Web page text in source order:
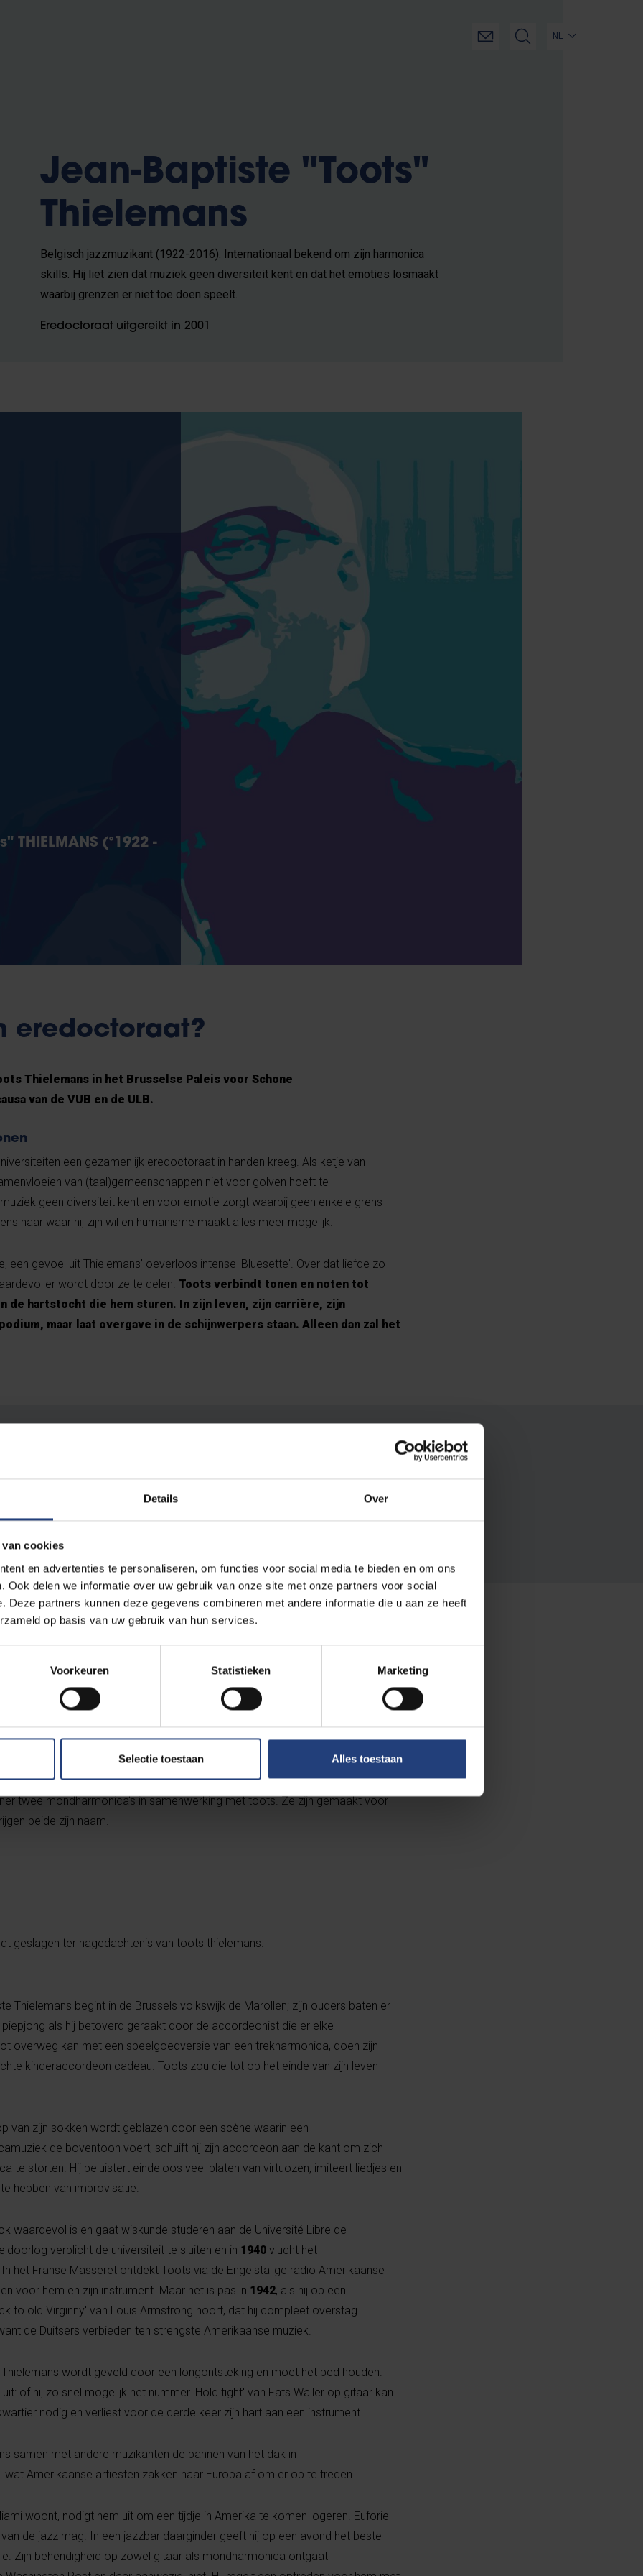
Details Over
van cookies
en advertenties te personaliseren, om functies voor social media te bieden en om ons
Ook delen we informatie over uw gebruik van onze site met onze partners voor social
Deze partners kunnen deze gegevens combineren met andere informatie die u aan ze heeft
op basis van uw gebruik van hun services.
Voorkeuren Statistieken Marketing
Selectie toestaan Alles toestaan
NL
Jean-Baptiste "Toots"
Thielemans
Belgisch jazzmuzikant (1922-2016). Internationaal bekend om zijn harmonica
skills. Hij liet zien dat muziek geen diversiteit kent en dat het emoties losmaakt
waarbij grenzen er niet toe doen.speelt.
Eredoctoraat uitgereikt in 2001
THIELMANS (°1922 -
eredoctoraat?
Thielemans in het Brusselse Paleis voor Schone
van de VUB en de ULB.
een gezamenlijk eredoctoraat in handen kreeg. Als ketje van
van (taal)gemeenschappen niet voor golven hoeft te
geen diversiteit kent en voor emotie zorgt waarbij geen enkele grens
naar waar hij zijn wil en humanisme maakt alles meer mogelijk.
een gevoel uit Thielemans’ oeverloos intense 'Bluesette'. Over dat liefde zo
wordt door ze te delen. Toots verbindt tonen en noten tot
de hartstocht die hem sturen. In zijn leven, zijn carrière, zijn
maar laat overgave in de schijnwerpers staan. Alleen dan zal het
to share, dear bluesette
despair."
twee mondharmonica's in samenwerking met toots. Ze zijn gemaakt voor
beide zijn naam.
geslagen ter nagedachtenis van toots thielemans.
Thielemans begint in de Brussels volkswijk de Marollen; zijn ouders baten er
als hij betoverd geraakt door de accordeonist die er elke
overweg kan met een speelgoedversie van een trekharmonica, doen zijn
kinderaccordeon cadeau. Toots zou die tot op het einde van zijn leven
van zijn sokken wordt geblazen door een scène waarin een
de boventoon voert, schuift hij zijn accordeon aan de kant om zich
te storten. Hij beluistert eindeloos veel platen van virtuozen, imiteert liedjes en
hebben van improvisatie.
waardevol is en gaat wiskunde studeren aan de Université Libre de
verplicht de universiteit te sluiten en in 1940 vlucht het
het Franse Masseret ontdekt Toots via de Engelstalige radio Amerikaanse
voor hem en zijn instrument. Maar het is pas in 1942, als hij op een
to old Virginny' van Louis Armstrong hoort, dat hij compleet overstag
de Duitsers verbieden ten strengste Amerikaanse muziek.
wordt geveld door een longontsteking en moet het bed houden.
of hij zo snel mogelijk het nummer 'Hold tight' van Fats Waller op gitaar kan
nodig en verliest voor de derde keer zijn hart aan een instrument.
samen met andere muzikanten de pannen van het dak in
wat Amerikaanse artiesten zakken naar Europa af om er op te treden.
woont, nodigt hem uit om een tijdje in Amerika te komen logeren. Euforie
de jazz mag. In een jazzbar daarginder geeft hij op een avond het beste
Zijn behendigheid op zowel gitaar als mondharmonica ontgaat